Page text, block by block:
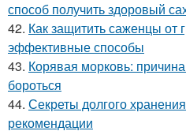
способ получить здоровый
42. Как защитить саженцы от
эффективные способы
43. Корявая морковь:
бороться
44. Секреты долгого
рекомендации